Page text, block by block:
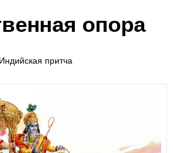
опора
Индийская притча